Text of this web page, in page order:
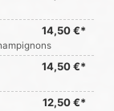
14,50 €*
14,50 €*
12,50 €*